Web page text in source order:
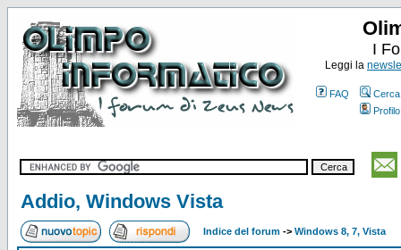
I
Leggi la
FAQ
Cerca
Profilo
Addio, Windows Vista
Indice del forum -> Windows 8, 7, Vista